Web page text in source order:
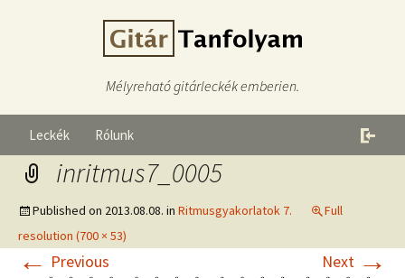
Mélyreható gitárleckék emberien.
Leckék Rólunk
inritmus7_0005
Published on 2013.08.08. in Ritmusgyakorlatok 7.
Full
resolution (700 × 53)
← Previous Next →